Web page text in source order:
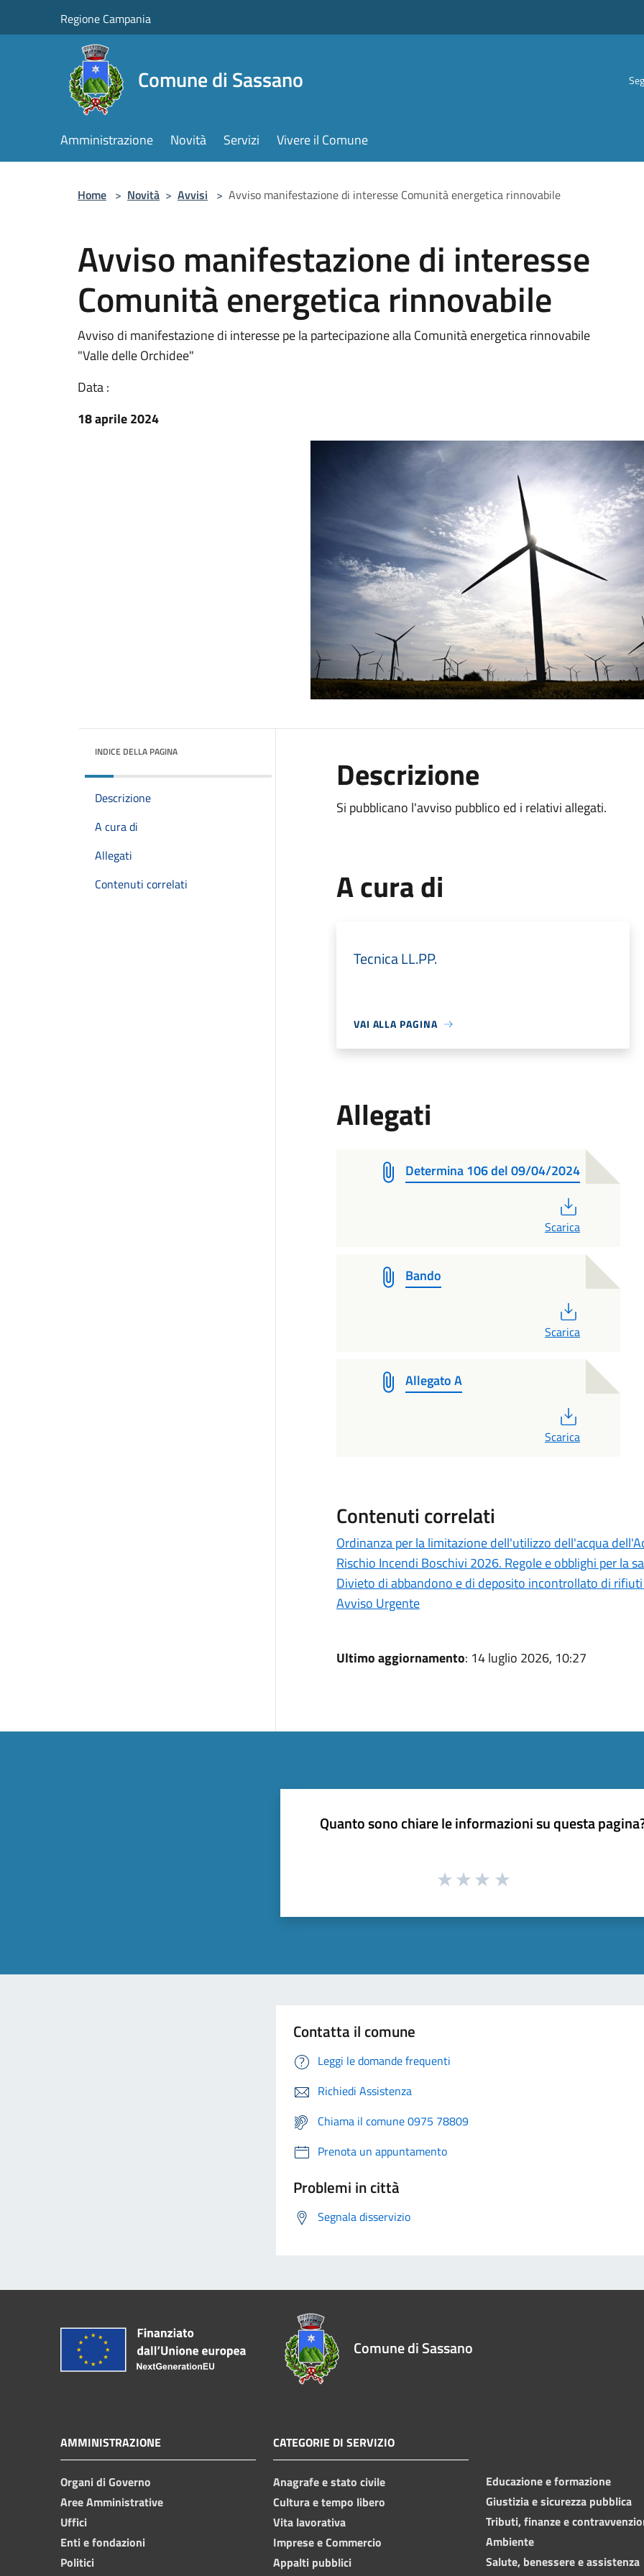
Regione Campania
Comune di Sassano
Amministrazione Novità Servizi Vivere il Comune
Home > Novità > Avvisi > Avviso manifestazione di interesse Comunità energetica rinnovabile
Avviso manifestazione di interesse
Comunità energetica rinnovabile
Avviso di manifestazione di interesse pe la partecipazione alla Comunità energetica rinnovabile
"Valle delle Orchidee"
Data :
18 aprile 2024
INDICE DELLA PAGINA
Descrizione
A cura di
Allegati
Contenuti correlati
Descrizione
Si pubblicano l'avviso pubblico ed i relativi allegati.
A cura di
Tecnica LL.PP.
VAI ALLA PAGINA
Allegati
Determina 106 del 09/04/2024
Scarica
Bando
Scarica
Allegato A
Scarica
Contenuti correlati
Ordinanza per la limitazione dell'utilizzo dell'acqua
Rischio Incendi Boschivi 2026. Regole e obblighi per la
Divieto di abbandono e di deposito incontrollato di
Avviso Urgente
Ultimo aggiornamento: 14 luglio 2026, 10:27
Quanto sono chiare le informazioni su questa
Contatta il comune
Leggi le domande frequenti
Richiedi Assistenza
Chiama il comune 0975 78809
Prenota un appuntamento
Problemi in città
Segnala disservizio
Comune di Sassano
AMMINISTRAZIONE
Organi di Governo
Aree Amministrative
Uffici
Enti e fondazioni
Politici
CATEGORIE DI SERVIZIO
Anagrafe e stato civile
Cultura e tempo libero
Vita lavorativa
Imprese e Commercio
Appalti pubblici
Educazione e formazione
Giustizia e sicurezza pubblica
Tributi, finanze e
Ambiente
Salute, benessere e assistenza